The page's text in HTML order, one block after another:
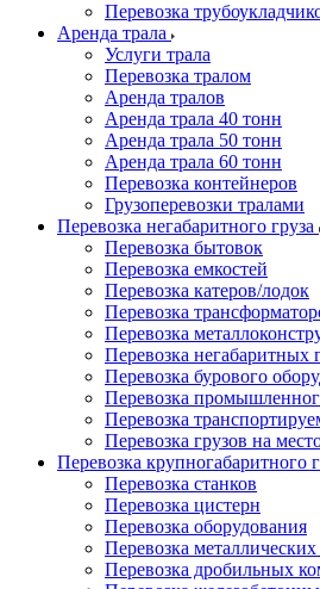
Перевозка
Аренда трала
Услуги трала
Перевозка тралом
Аренда тралов
Аренда трала 40 тонн
Аренда трала 50 тонн
Аренда трала 60 тонн
Перевозка контейнеров
Грузоперевозки тралами
Перевозка негабаритного груза
Перевозка бытовок
Перевозка емкостей
Перевозка катеров/лодок
Перевозка
Перевозка
Перевозка негабаритных
Перевозка бурового
Перевозка
Перевозка
Перевозка грузов на
Перевозка крупногабаритного
Перевозка станков
Перевозка цистерн
Перевозка оборудования
Перевозка
Перевозка дробильных